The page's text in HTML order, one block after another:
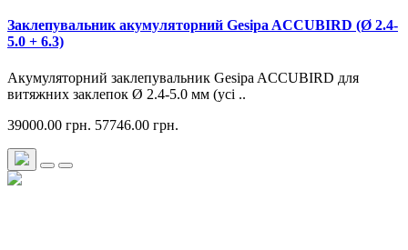
Заклепувальник акумуляторний Gesipa ACCUBIRD (Ø 2.4-
5.0 + 6.3)
Акумуляторний заклепувальник Gesipa ACCUBIRD для
витяжних заклепок Ø 2.4-5.0 мм (усі ..
39000.00 грн. 57746.00 грн.